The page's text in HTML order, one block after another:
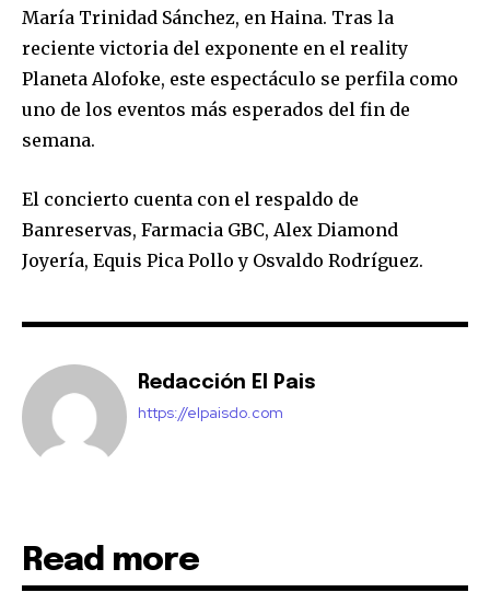
María Trinidad Sánchez, en Haina. Tras la
reciente victoria del exponente en el reality
Planeta Alofoke, este espectáculo se perfila como
uno de los eventos más esperados del fin de
semana.
El concierto cuenta con el respaldo de
Banreservas, Farmacia GBC, Alex Diamond
Joyería, Equis Pica Pollo y Osvaldo Rodríguez.
Redacción El Pais
https://elpaisdo.com
Read more